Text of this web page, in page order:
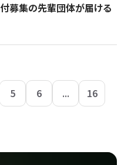
付募集の先輩団体が届ける
5 6 ... 16